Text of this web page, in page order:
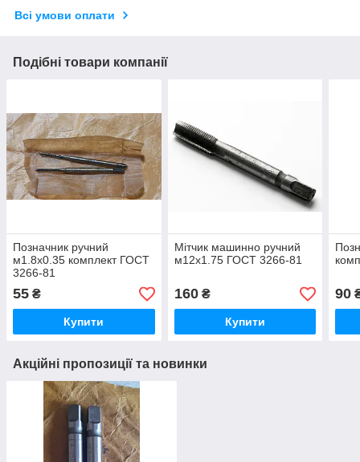
Всі умови оплати
Подібні товари компанії
Позначник ручний
м1.8х0.35 комплект ГОСТ
3266-81
55 ₴
Купити
Мітчик машинно ручний
м12х1.75 ГОСТ 3266-81
160₴
Купити
90
Акційні пропозиції та новинки